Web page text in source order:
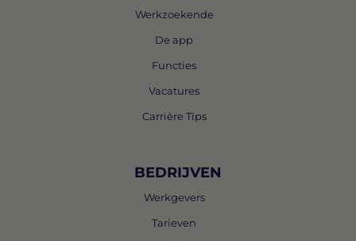
Werkzoekende
De app
Functies
Vacatures
Carrière Tips
BEDRIJVEN
Werkgevers
Tarieven